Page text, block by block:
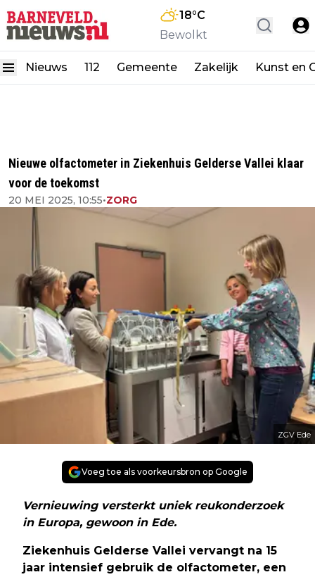
18°C
Bewolkt
Nieuws 112 Gemeente Zakelijk Kunst en
Nieuwe olfactometer in Ziekenhuis Gelderse Vallei klaar
voor de toekomst
20 MEI 2025, 10:55•ZORG
ZGV Ede
Voeg toe als voorkeursbron op Google
Vernieuwing versterkt uniek reukonderzoek
in Europa, gewoon in Ede.
Ziekenhuis Gelderse Vallei vervangt na 15
jaar intensief gebruik de olfactometer, een